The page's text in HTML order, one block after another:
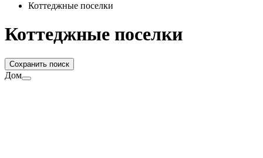
Коттеджные поселки
Коттеджные поселки
Сохранить поиск
Дом